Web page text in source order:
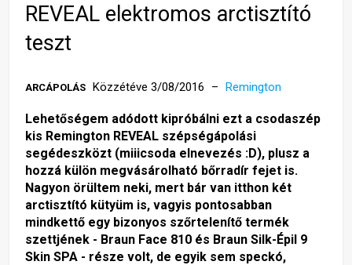
REVEAL elektromos arctisztító
teszt
ARCÁPOLÁS Közzétéve 3/08/2016 Remington
Lehetőségem adódott kipróbálni ezt a csodaszép
kis Remington REVEAL szépségápolási
segédeszközt (miiicsoda elnevezés :D), plusz a
hozzá külön megvásárolható bőrradír fejet is.
Nagyon örültem neki, mert bár van itthon két
arctisztító kütyüm is, vagyis pontosabban
mindkettő egy bizonyos szőrtelenítő termék
szettjének - Braun Face 810 és Braun Silk-Épil 9
Skin SPA - része volt, de egyik sem speckó,